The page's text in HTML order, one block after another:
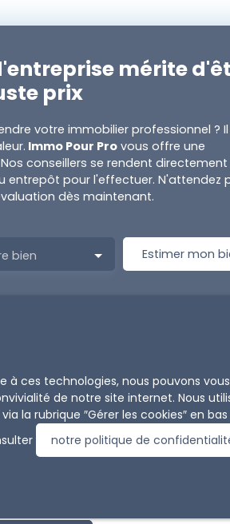
mérite
prix
votre immobilier professionnel ?
Immo Pour Pro vous offre une
Nos conseillers se rendent
entrepôt pour l'effectuer. N'attendez
dès maintenant.
bien Estimer mon
à notre
ces technologies, nous pouvons
de notre site internet. Nous
la rubrique ″Gérer les cookies″ en
notre politique de